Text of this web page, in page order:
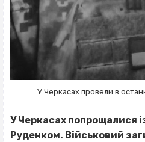
У Черкасах провели в
У Черкасах попрощалися
Руденком. Військовий